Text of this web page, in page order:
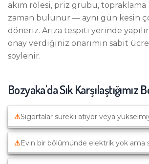
akım rölesi, priz grubu, topraklama
zaman bulunur — aynı gün kesin
döneriz. Arıza tespiti yerinde
onay verdiğiniz onarımın sabit
söylenir.
Bozyaka'da Sık Karşılaştığımız
⚠Sigortalar sürekli atıyor veya
⚠Evin bir bölümünde elektrik yok ama